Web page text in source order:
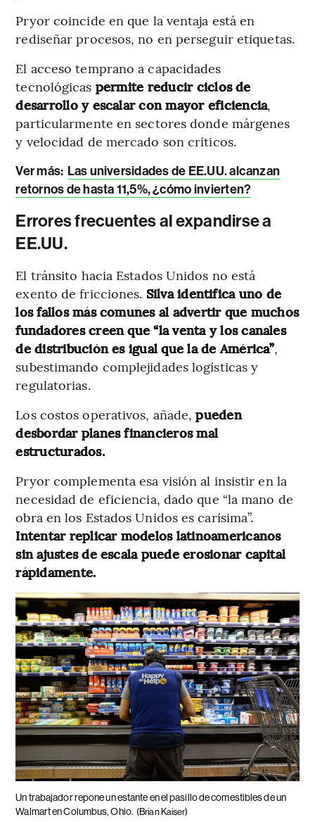
Pryor coincide en que la ventaja está en
rediseñar procesos, no en perseguir etiquetas.
El acceso temprano a capacidades
tecnológicas permite reducir ciclos de
desarrollo y escalar con mayor eficiencia,
particularmente en sectores donde márgenes
y velocidad de mercado son críticos.
Ver más: Las universidades de EE.UU. alcanzan
retornos de hasta 11,5%, ¿cómo invierten?
Errores frecuentes al expandirse a
EE.UU.
El tránsito hacia Estados Unidos no está
exento de fricciones. Silva identifica uno de
los fallos más comunes al advertir que muchos
fundadores creen que “la venta y los canales
de distribución es igual que la de América”,
subestimando complejidades logísticas y
regulatorias.
Los costos operativos, añade,pueden
desbordar planes financieros mal
estructurados.
Pryor complementa esa visión al insistir en la
necesidad de eficiencia, dado que “la mano de
obra en los Estados Unidos es carísima”.
Intentar replicar modelos latinoamericanos
sin ajustes de escala puede erosionar capital
rápidamente.
Un trabajador repone un estante en el pasillo de comestibles de un
Walmart en Columbus, Ohio. (Brian Kaiser)